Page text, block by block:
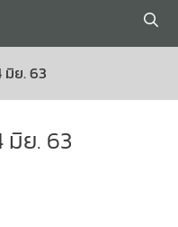
มิย. 63
มิย. 63